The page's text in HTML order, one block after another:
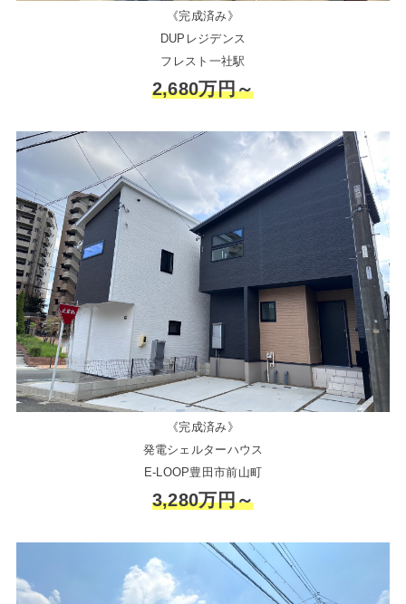
《完成済み》
DUPレジデンス
フレスト一社駅
2,680万円～
《完成済み》
発電シェルターハウス
E-LOOP豊田市前山町
3,280万円～